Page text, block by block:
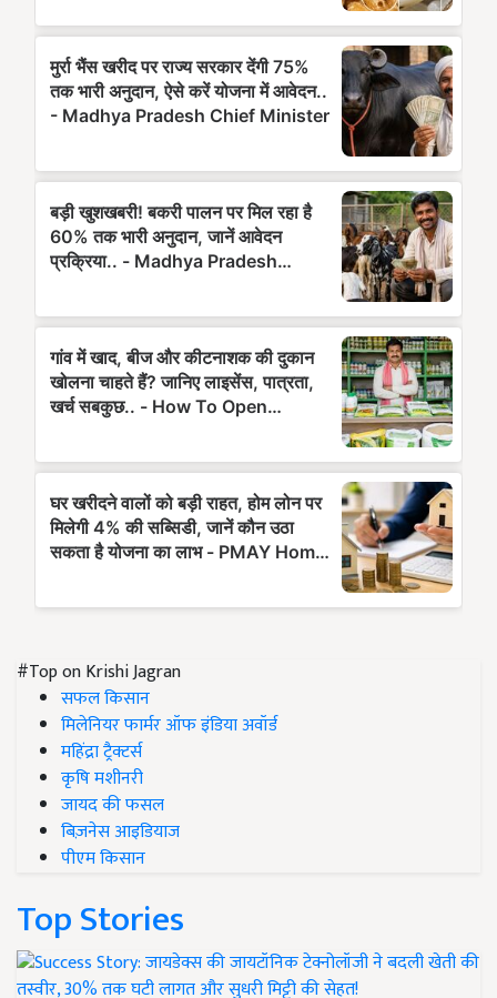
#Top on Krishi Jagran
सफल किसान
मिलेनियर फार्मर ऑफ इंडिया अवॉर्ड
महिंद्रा ट्रैक्टर्स
कृषि मशीनरी
जायद की फसल
बिज़नेस आइडियाज
पीएम किसान
Top Stories